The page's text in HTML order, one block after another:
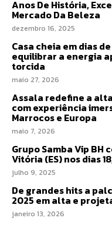
Anos De História,
Mercado Da Beleza
dezembro 16, 2025
Casa cheia em dias
equilibrar a energia
torcida
maio 27, 2026
Assala redefine a
com experiência
Marrocos e Europa
maio 7, 2026
Grupo Samba Vip
Vitória (ES) nos dias
julho 9, 2025
De grandes hits a
2025 em alta e
janeiro 13, 2026